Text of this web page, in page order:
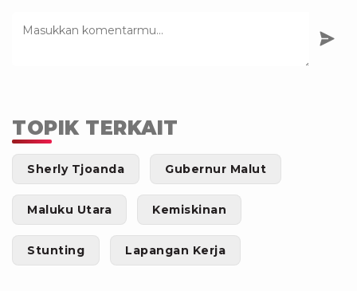
TOPIK TERKAIT
Sherly Tjoanda Gubernur Malut
Maluku Utara Kemiskinan
Stunting Lapangan Kerja